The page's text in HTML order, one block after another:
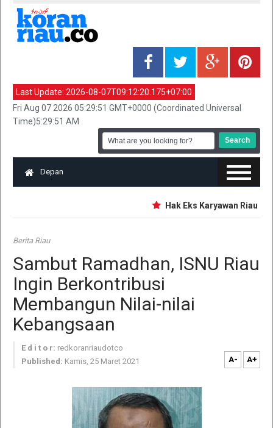
Last Update: 2026-08-07T09:12:20.175+07:00
Fri Aug 07 2026 05:29:51 GMT+0000 (Coordinated Universal
Time)5:29:51 AM
Depan
Hak Eks Karyawan Riau Pos
Berita Riau
Sambut Ramadhan, ISNU Riau
Ingin Berkontribusi
Membangun Nilai-nilai
Kebangsaan
E d i t o r: redkoranriaudotco
Published: Kamis, 25 Maret 2021 A- A+